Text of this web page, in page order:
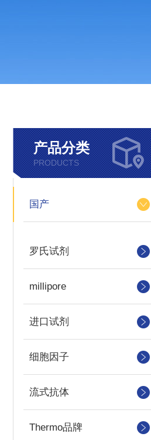
产品分类
PRODUCTS
国产
罗氏试剂
millipore
进口试剂
细胞因子
流式抗体
Thermo品牌